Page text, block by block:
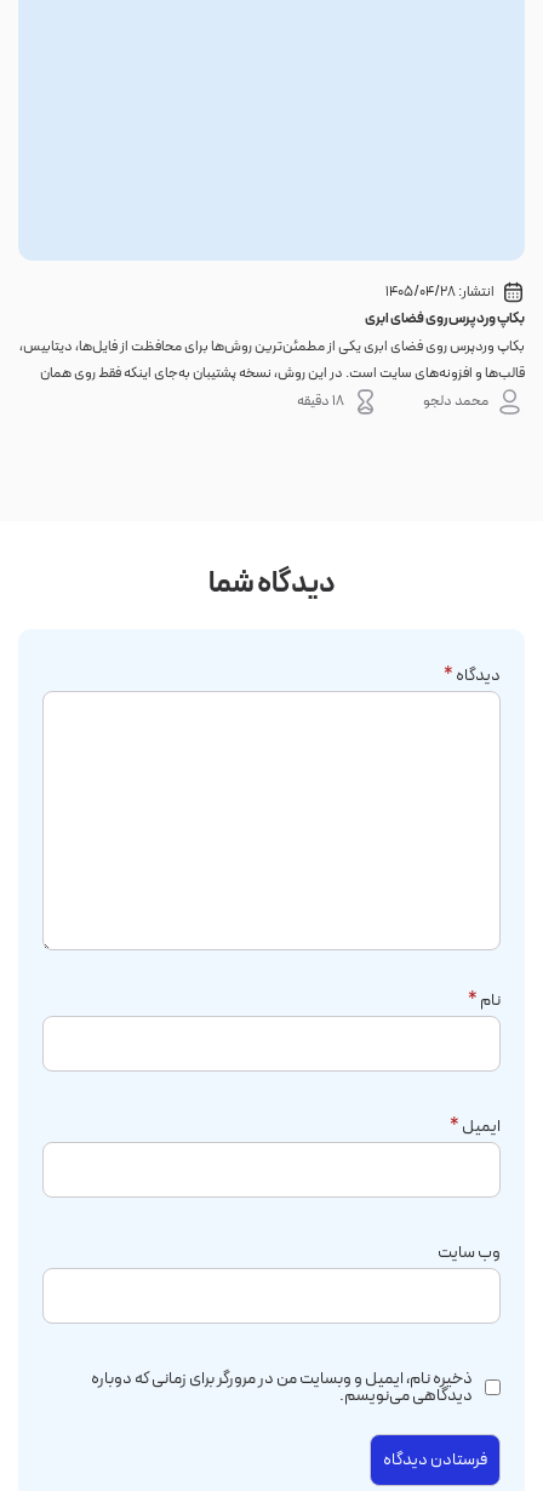
انتشار:1405/04/28
بکاپ وردپرس روی فضای ابری
بکاپ وردپرس روی فضای ابری یکی از مطمئن‌ترین روش‌ها برای محافظت از فایل‌ها، دیتابیس،
قالب‌ها و افزونه‌های سایت است. در این روش، نسخه پشتیبان به‌جای اینکه فقط روی همان
هاست اصلی باقی بماند، به یک فضای جداگانه منتقل می‌شود؛ بنابراین خرابی سرور، هک
محمد دلجو 18 دقیقه
دیدگاه شما
دیدگاه*
نام*
ایمیل*
وب‌ سایت
ذخیره نام، ایمیل و وبسایت من در مرورگر برای زمانی که دوباره
دیدگاهی می‌نویسم.